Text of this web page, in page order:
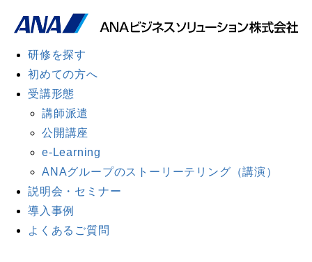
研修を探す
初めての方へ
受講形態
講師派遣
公開講座
e-Learning
ANAグループのストーリーテリング（講演）
説明会・セミナー
導入事例
よくあるご質問